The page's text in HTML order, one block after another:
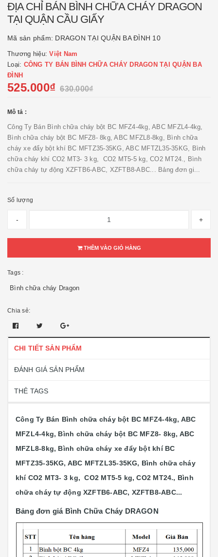
ĐỊA CHỈ BÁN BÌNH CHỮA CHÁY DRAGON
TẠI QUẬN CẦU GIẤY
Mã sản phẩm: DRAGON TẠI QUẬN BA ĐÌNH 10
Thương hiệu:Việt Nam
Loại: CÔNG TY BÁN BÌNH CHỮA CHÁY DRAGON TẠI QUẬN BA
ĐÌNH
525.000₫ 630.000₫
Mô tả :
Công Ty Bán Bình chữa cháy bột BC MFZ4-4kg, ABC MFZL4-4kg,
Bình chữa cháy bột BC MFZ8- 8kg, ABC MFZL8-8kg, Bình chữa
cháy xe đẩy bột khí BC MFTZ35-35KG, ABC MFTZL35-35KG, Bình
chữa cháy khí CO2 MT3- 3 kg, CO2 MT5-5 kg, CO2 MT24., Bình
chữa cháy tự động XZFTB6-ABC, XZFTB8-ABC... Bảng đơn gi...
Số lượng
- +
THÊM VÀO GIỎ HÀNG
Tags :
Bình chữa cháy Dragon
Chia sẻ:
CHI TIẾT SẢN PHẨM
ĐÁNH GIÁ SẢN PHẨM
THẺ TAGS
Công Ty Bán Bình chữa cháy bột BC MFZ4-4kg, ABC
MFZL4-4kg, Bình chữa cháy bột BC MFZ8- 8kg, ABC
MFZL8-8kg, Bình chữa cháy xe đẩy bột khí BC
MFTZ35-35KG, ABC MFTZL35-35KG, Bình chữa cháy
khí CO2 MT3- 3 kg, CO2 MT5-5 kg, CO2 MT24., Bình
chữa cháy tự động XZFTB6-ABC, XZFTB8-ABC...
Bảng đơn giá Bình Chữa Cháy DRAGON